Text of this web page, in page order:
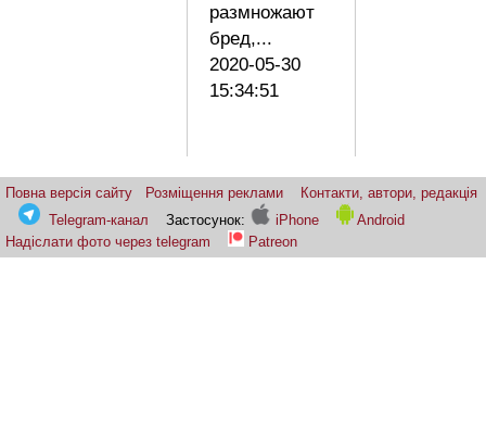
размножают
бред,...
2020-05-30
15:34:51
Повна версія сайту Розміщення реклами
Контакти, автори, редакція
Telegram-канал
Застосунок: iPhone
Android
Надіслати фото через telegram
Patreon